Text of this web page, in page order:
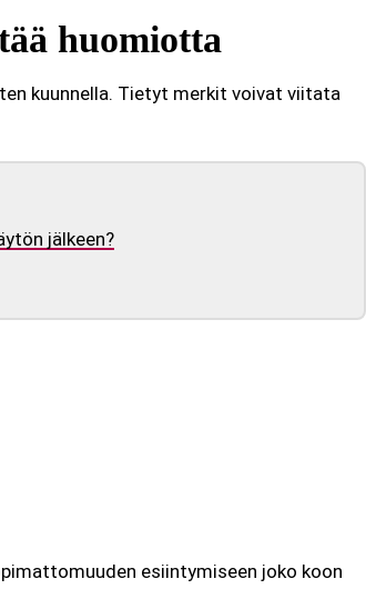
huomiotta
kuunnella. Tietyt merkit voivat viitata
jälkeen?
esiintymiseen joko koon